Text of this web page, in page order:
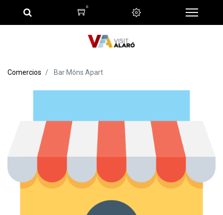
0
Comercios Bar Móns Apart